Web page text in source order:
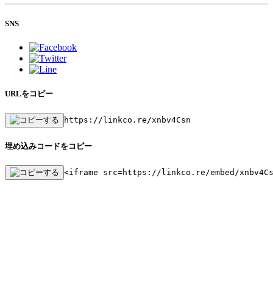
SNS
URLをコピー
https://linkco.re/xnbv4Csn
埋め込みコードをコピー
<iframe src=https://linkco.re/embed/